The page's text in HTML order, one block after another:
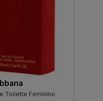
Toilette Feminino